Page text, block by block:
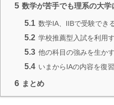
5 数学が苦手でも理系の大
5.1 数学IA、IIBで受験でき
5.2 学校推薦型入試を利用
5.3 他の科目の強みを生かす
5.4 いまからIAの内容を復
6 まとめ